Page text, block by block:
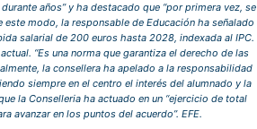
años” y ha destacado que “por primera vez, se
modo, la responsable de Educación ha señalado
salarial de 200 euros hasta 2028, indexada al IPC.
“Es una norma que garantiza el derecho de las
la consellera ha apelado a la responsabilidad
siempre en el centro el interés del alumnado y la
la Conselleria ha actuado en un “ejercicio de total
avanzar en los puntos del acuerdo”. EFE.